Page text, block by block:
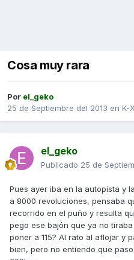
Cosa muy rara
Por el_geko
25 de Septiembre del 2013 en K-
el_geko
Publicado 25 de
Pues ayer iba en la autopista y
a 8000 revoluciones, pensaba
recorrido en el puño y resulta
pego ese bajón que ya no
poner a 115? Al rato al aflojar y
bien, pero no entiendo que